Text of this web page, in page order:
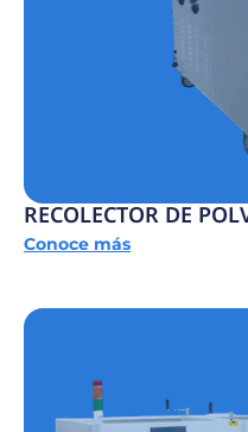
RECOLECTOR DE
Conoce más